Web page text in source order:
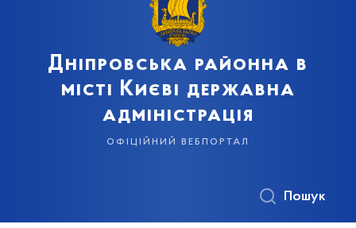
Дніпровська районна в
місті Києві державна
адміністрація
офіційний вебпортал
Пошук